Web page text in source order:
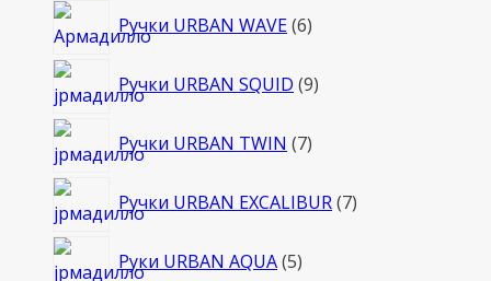
Ручки URBAN WAVE 66
Ручки URBAN SQUID 99
Ручки URBAN TWIN 77
Ручки URBAN EXCALIBUR 77
Руки URBAN AQUA 55